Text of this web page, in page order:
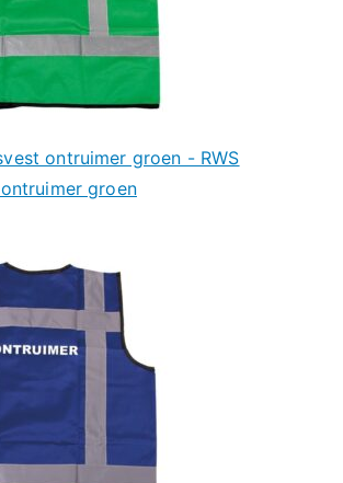
ontruimer groen - RWS
groen